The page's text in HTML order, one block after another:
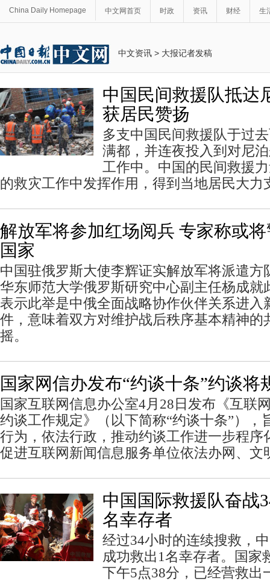
China Daily Homepage 中文网首页 时政 资讯 财经 生
中文资讯 > 大报记者发稿
中国民间救援队抵达
获居民赞扬
多支中国民间救援队于过
满都，并连夜投入到对尼
工作中。中国的民间救援
的救灾工作中发挥作用，得到当地居民大力
解放军将参加红场阅兵 专家称或
国家
中国驻俄罗斯大使李辉证实解放军将派遣方
华东师范大学俄罗斯研究中心副主任杨成就
表示此举是中俄全面战略协作伙伴关系进入
件，意味着双方对维护战后秩序基本精神的
摇。
国家网信办发布“约谈十条”约谈将
国家互联网信息办公室4月28日发布《互联
约谈工作规定》（以下简称“约谈十条”），
行为，依法行政，推动约谈工作进一步程序
促进互联网新闻信息服务单位依法办网、文
中国国际救援队奋战
名幸存者
经过34小时的连续搜救，
成功救出1名幸存者。国家
下午5点38分，已经营救出